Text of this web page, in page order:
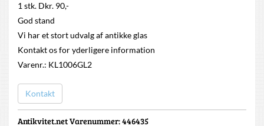
1 stk. Dkr. 90,-
God stand
Vi har et stort udvalg af antikke glas
Kontakt os for yderligere information
Varenr.: KL1006GL2
Kontakt
Antikvitet.net Varenummer: 446435